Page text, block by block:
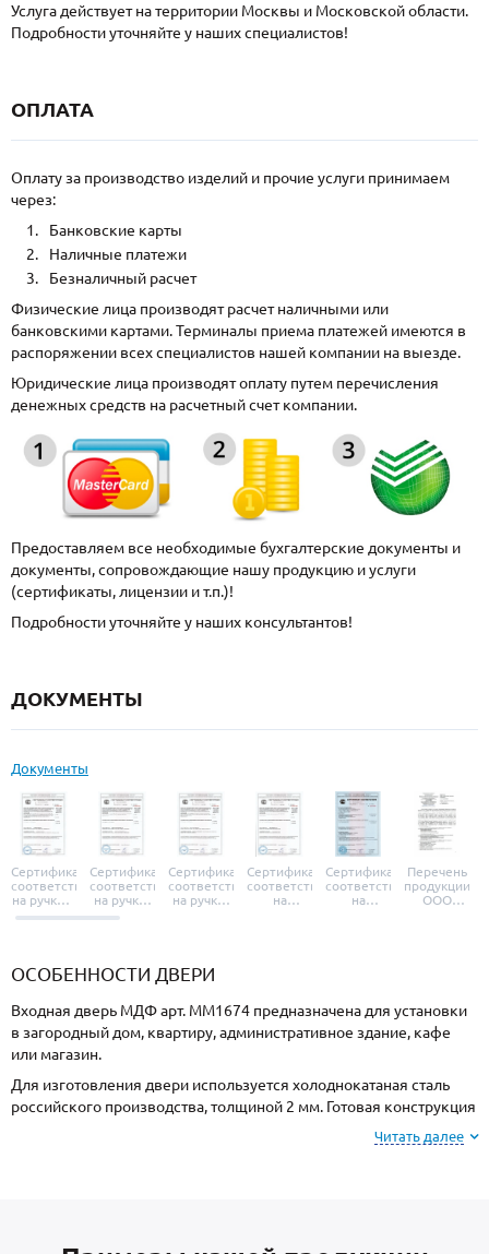
Услуга действует на территории Москвы и Московской области.
Подробности уточняйте у наших специалистов!
ОПЛАТА
Оплату за производство изделий и прочие услуги принимаем
через:
Банковские карты
Наличные платежи
Безналичный расчет
Физические лица производят расчет наличными или
банковскими картами. Терминалы приема платежей имеются в
распоряжении всех специалистов нашей компании на выезде.
Юридические лица производят оплату путем перечисления
денежных средств на расчетный счет компании.
Предоставляем все необходимые бухгалтерские документы и
документы, сопровождающие нашу продукцию и услуги
(сертификаты, лицензии и т.п.)!
Подробности уточняйте у наших консультантов!
ДОКУМЕНТЫ
Документы
Сертификат
соответствия
на ручки и
броненакладки
Сертификат
соответствия
на ручки-
защелки
Сертификат
соответствия
на ручки-
Сертификат
соответствия
на
Сертификат
соответствия
на
Перечень
продукции
ООО
ОСОБЕННОСТИ ДВЕРИ
Входная дверь МДФ арт. ММ1674 предназначена для установки
в загородный дом, квартиру, административное здание, кафе
или магазин.
Для изготовления двери используется холоднокатаная сталь
российского производства, толщиной 2 мм. Готовая конструкция
Читать далее